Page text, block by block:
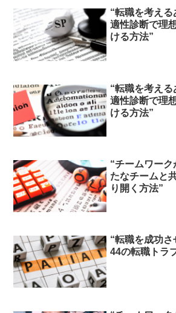
“転職を考え
適性診断で理
ける方法”
“転職を考え
適性診断で理
ける方法”
“チームワー
たなチームと
り開く方法”
“転職を成功
44の転職トラ